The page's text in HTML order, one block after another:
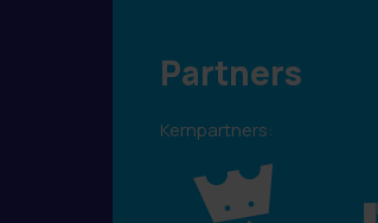
Partners
Kernpartners: